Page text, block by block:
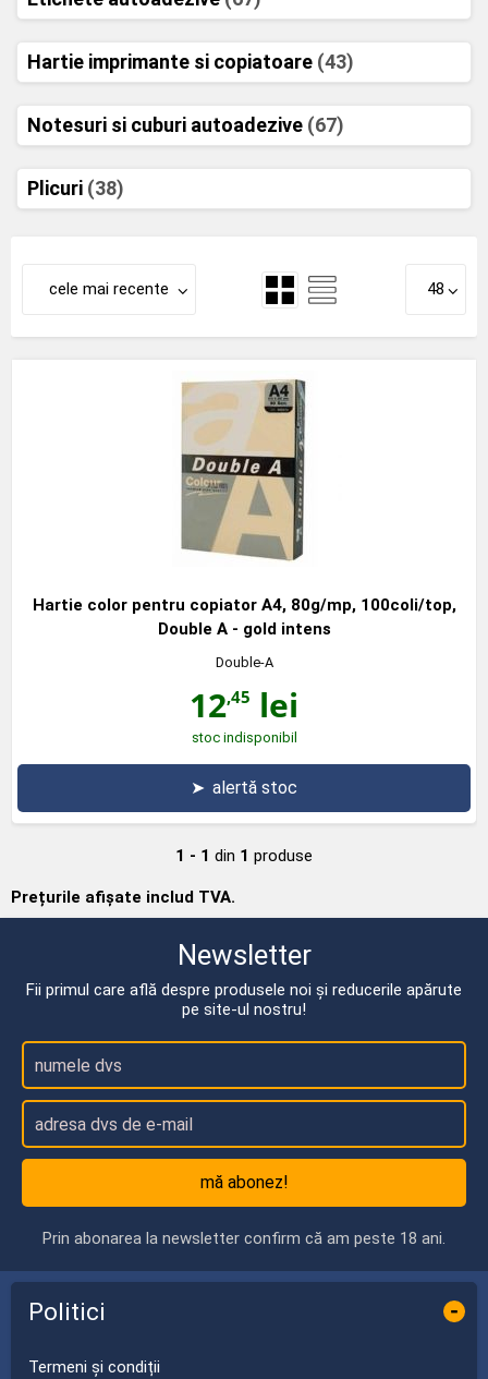
Hartie imprimante si copiatoare (43)
Notesuri si cuburi autoadezive (67)
Plicuri (38)
cele mai recente 48
Hartie color pentru copiator A4, 80g/mp, 100coli/top,
Double A - gold intens
Double-A
12,45 lei
stoc indisponibil
➤ alertă stoc
1 - 1 din 1 produse
Prețurile afișate includ TVA.
Newsletter
Fii primul care află despre produsele noi și reducerile apărute
pe site-ul nostru!
mă abonez!
Prin abonarea la newsletter confirm că am peste 18 ani.
Politici -
Termeni și condiții